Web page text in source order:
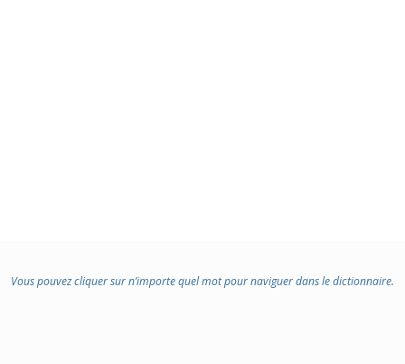
Vous pouvez cliquer sur n’importe quel mot pour naviguer dans le dictionnaire.